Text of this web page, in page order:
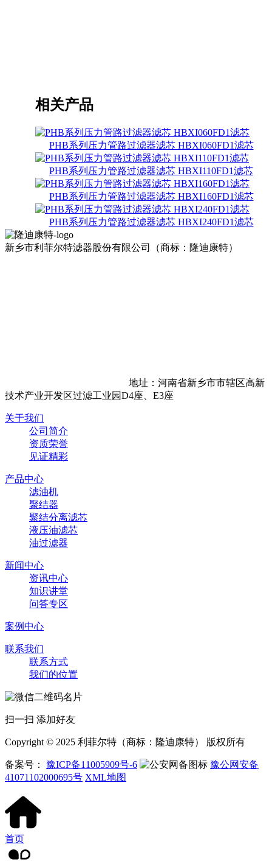
相关产品
PHB系列压力管路过滤器滤芯 HBXI060FD1滤芯
PHB系列压力管路过滤器滤芯 HBXI110FD1滤芯
PHB系列压力管路过滤器滤芯 HBXI160FD1滤芯
PHB系列压力管路过滤器滤芯 HBXI240FD1滤芯
新乡市利菲尔特滤器股份有限公司（商标：隆迪康特）
地址：河南省新乡市市辖区高新
技术产业开发区过滤工业园D4座、E3座
关于我们
公司简介
资质荣誉
见证精彩
产品中心
滤油机
聚结器
聚结分离滤芯
液压油滤芯
油过滤器
新闻中心
资讯中心
知识讲堂
问答专区
案例中心
联系我们
联系方式
我们的位置
扫一扫 添加好友
Copyright © 2025 利菲尔特（商标：隆迪康特） 版权所有
备案号： 豫ICP备11005909号-6
豫公网安备
41071102000695号 XML地图
首页